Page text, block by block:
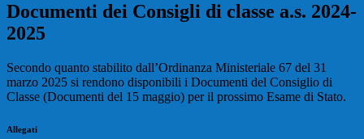
Documenti dei Consigli di classe a.s. 2024-
2025
Secondo quanto stabilito dall’Ordinanza Ministeriale 67 del 31
marzo 2025 si rendono disponibili i Documenti del Consiglio di
Classe (Documenti del 15 maggio) per il prossimo Esame di Stato.
Allegati